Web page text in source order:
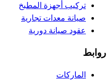
تركيب أجهزة المطبخ
صيانة معدات تجارية
عقود صيانة دورية
روابط
الماركات